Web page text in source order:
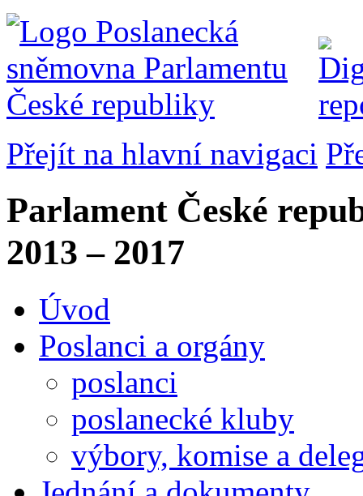
Přejít na hlavní navigaci
Parlament České
2013 – 2017
Úvod
Poslanci a orgány
poslanci
poslanecké kluby
výbory, komise a